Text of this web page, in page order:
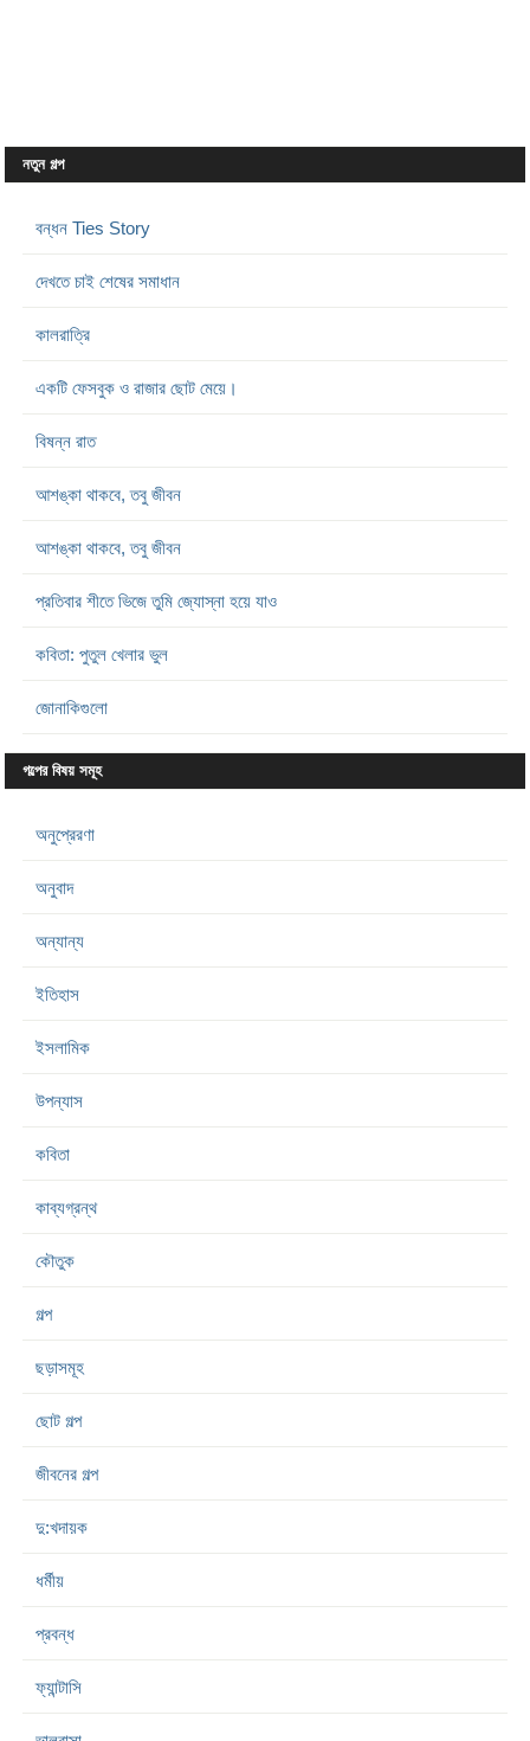
নতুন গল্প
বন্ধন Ties Story
দেখতে চাই শেষের সমাধান
কালরাত্রি
একটি ফেসবুক ও রাজার ছোট মেয়ে।
বিষন্ন রাত
আশঙ্কা থাকবে, তবু জীবন
আশঙ্কা থাকবে, তবু জীবন
প্রতিবার শীতে ভিজে তুমি জ্যোস্না হয়ে যাও
কবিতা: পুতুল খেলার ভুল
জোনাকিগুলো
গল্পের বিষয় সমূহ
অনুপ্রেরণা
অনুবাদ
অন্যান্য
ইতিহাস
ইসলামিক
উপন্যাস
কবিতা
কাব্যগ্রন্থ
কৌতুক
গল্প
ছড়াসমূহ
ছোট গল্প
জীবনের গল্প
দু:খদায়ক
ধর্মীয়
প্রবন্ধ
ফ্যান্টাসি